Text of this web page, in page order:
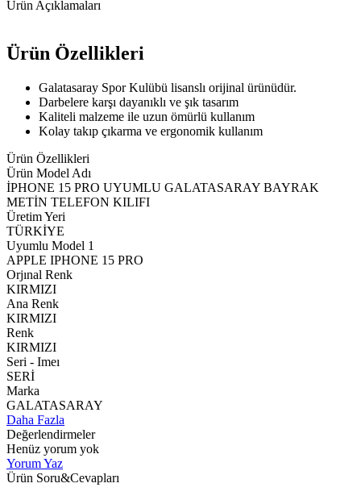
Ürün Açıklamaları
Ürün Özellikleri
Galatasaray Spor Kulübü lisanslı orijinal ürünüdür.
Darbelere karşı dayanıklı ve şık tasarım
Kaliteli malzeme ile uzun ömürlü kullanım
Kolay takıp çıkarma ve ergonomik kullanım
Ürün Özellikleri
Ürün Model Adı
İPHONE 15 PRO UYUMLU GALATASARAY BAYRAK
METİN TELEFON KILIFI
Üretim Yeri
TÜRKİYE
Uyumlu Model 1
APPLE IPHONE 15 PRO
Orjınal Renk
KIRMIZI
Ana Renk
KIRMIZI
Renk
KIRMIZI
Seri - Imeı
SERİ
Marka
GALATASARAY
Daha Fazla
Değerlendirmeler
Henüz yorum yok
Yorum Yaz
Ürün Soru&Cevapları